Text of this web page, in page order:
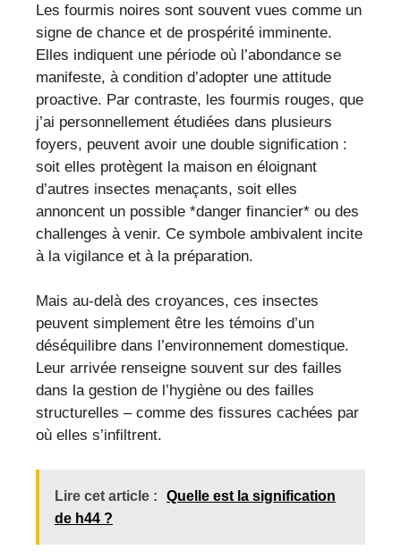
Les fourmis noires sont souvent vues comme un
signe de chance et de prospérité imminente.
Elles indiquent une période où l’abondance se
manifeste, à condition d’adopter une attitude
proactive. Par contraste, les fourmis rouges, que
j’ai personnellement étudiées dans plusieurs
foyers, peuvent avoir une double signification :
soit elles protègent la maison en éloignant
d’autres insectes menaçants, soit elles
annoncent un possible *danger financier* ou des
challenges à venir. Ce symbole ambivalent incite
à la vigilance et à la préparation.
Mais au-delà des croyances, ces insectes
peuvent simplement être les témoins d’un
déséquilibre dans l’environnement domestique.
Leur arrivée renseigne souvent sur des failles
dans la gestion de l’hygiène ou des failles
structurelles – comme des fissures cachées par
où elles s’infiltrent.
Lire cet article :
Quelle est la signification
de h44 ?